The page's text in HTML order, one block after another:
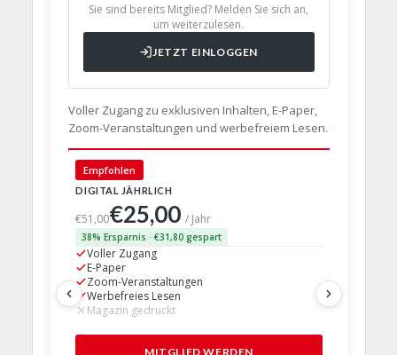
Sie sind bereits Mitglied? Melden Sie sich an,
um weiterzulesen.
JETZT EINLOGGEN
Voller Zugang zu exklusiven Inhalten, E-Paper,
Zoom-Veranstaltungen und werbefreiem Lesen.
Empfohlen
DIGITAL JÄHRLICH
€51,00€25,00/ Jahr
38% Ersparnis · €31,80 gespart
Voller Zugang
E-Paper
Zoom-Veranstaltungen
Werbefreies Lesen
Magazin gedruckt
MITGLIED WERDEN